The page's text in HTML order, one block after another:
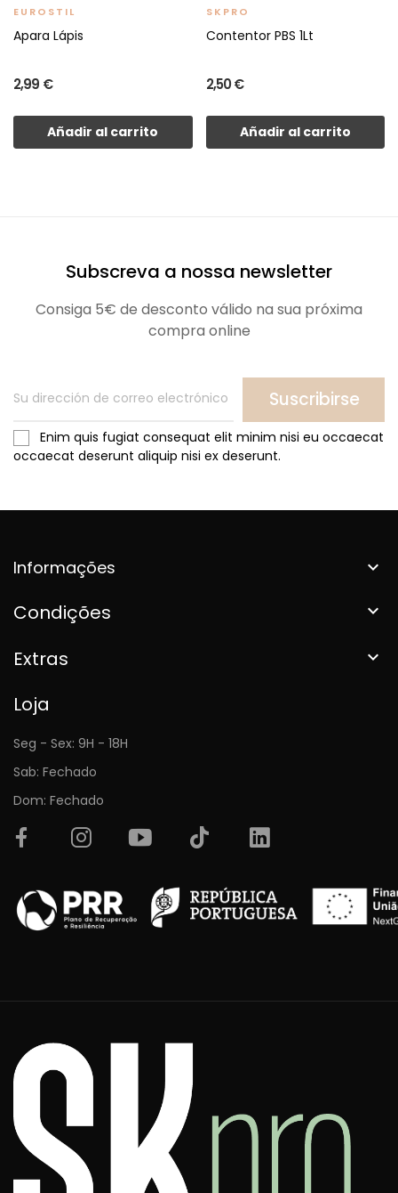
EUROSTIL
Apara Lápis
2,99 €
Añadir al carrito
SKPRO
Contentor PBS 1Lt
2,50 €
Añadir al carrito
Subscreva a nossa newsletter
Consiga 5€ de desconto válido na sua próxima
compra online
Suscribirse
Enim quis fugiat consequat elit minim nisi eu occaecat
occaecat deserunt aliquip nisi ex deserunt.
Informações 
Condições 
Extras 
Loja
Seg - Sex: 9H - 18H
Sab: Fechado
Dom: Fechado